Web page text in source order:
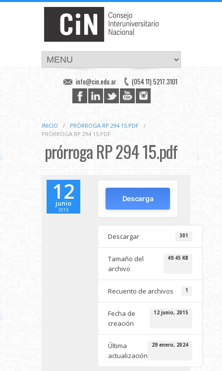
(054 11) 5217.3101
info@cin.edu.ar
INICIO / PRÓRROGA RP 294 15.PDF
/
PRÓRROGA RP 294 15.PDF
prórroga RP 294 15.pdf
12
junio
2015
Descarga
Descargar 301
Tamaño del
archivo
49.45 KB
Recuento de archivos 1
Fecha de
creación
12 junio, 2015
Última
actualización
29 enero, 2024